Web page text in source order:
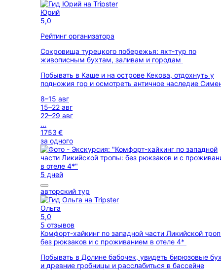
Юрий
5,0
Рейтинг организатора
Сокровища турецкого побережья: яхт-тур по
живописным бухтам, заливам и городам
Побывать в Каше и на острове Кекова, отдохнуть у
подножия гор и осмотреть античное наследие
8–15 авг
15–22 авг
22–29 авг
...
1753 €
за одного
5 дней
авторский тур
Ольга
5,0
5 отзывов
Комфорт-хайкинг по западной части Ликийской
без рюкзаков и с проживанием в отеле 4*
Побывать в Долине бабочек, увидеть бирюзовые
и древние гробницы и расслабиться в бассейне